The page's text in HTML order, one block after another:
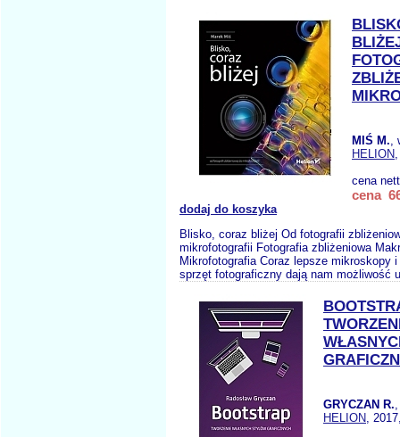
MIŚ M.,
HELION
cena
cena
dodaj do koszyka
Blisko, coraz bliżej Od fotografii
mikrofotografii Fotografia zbliżeniowa
Mikrofotografia Coraz lepsze mikroskopy
sprzęt fotograficzny dają nam możliwość
GRYCZAN R.
HELION,